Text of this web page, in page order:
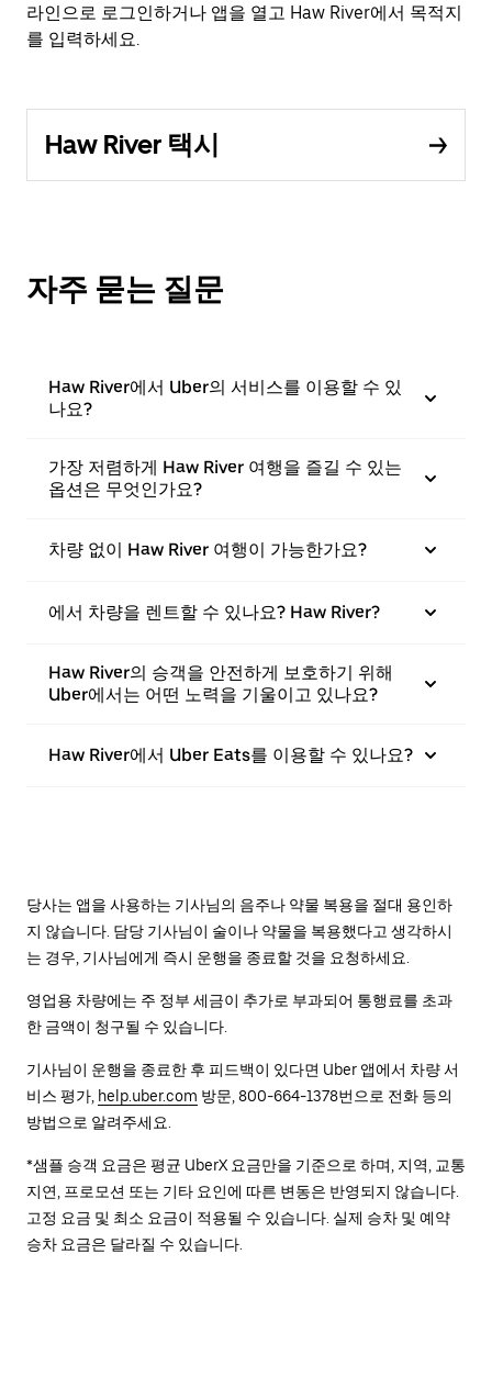
라인으로 로그인하거나 앱을 열고 Haw River에서 목적지
를 입력하세요.
Haw River 택시
자주 묻는 질문
Haw River에서 Uber의 서비스를 이용할 수 있
나요?
가장 저렴하게 Haw River 여행을 즐길 수 있는
옵션은 무엇인가요?
차량 없이 Haw River 여행이 가능한가요?
에서 차량을 렌트할 수 있나요? Haw River?
Haw River의 승객을 안전하게 보호하기 위해
Uber에서는 어떤 노력을 기울이고 있나요?
Haw River에서 Uber Eats를 이용할 수 있나요?
당사는 앱을 사용하는 기사님의 음주나 약물 복용을 절대 용인하
지 않습니다. 담당 기사님이 술이나 약물을 복용했다고 생각하시
는 경우, 기사님에게 즉시 운행을 종료할 것을 요청하세요.
영업용 차량에는 주 정부 세금이 추가로 부과되어 통행료를 초과
한 금액이 청구될 수 있습니다.
기사님이 운행을 종료한 후 피드백이 있다면 Uber 앱에서 차량 서
비스 평가, help.uber.com 방문, 800-664-1378번으로 전화 등의
방법으로 알려주세요.
*샘플 승객 요금은 평균 UberX 요금만을 기준으로 하며, 지역, 교통
지연, 프로모션 또는 기타 요인에 따른 변동은 반영되지 않습니다.
고정 요금 및 최소 요금이 적용될 수 있습니다. 실제 승차 및 예약
승차 요금은 달라질 수 있습니다.